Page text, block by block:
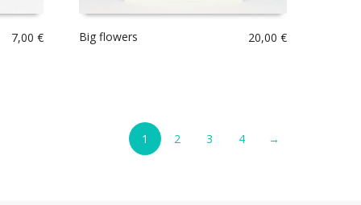
7,00 € Big flowers 20,00€
1 2 3 4 →